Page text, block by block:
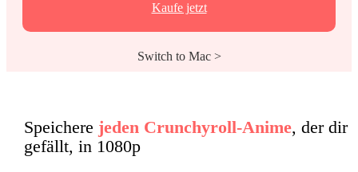
Kaufe jetzt
Switch to Mac >
Speichere jeden Crunchyroll-Anime, der dir
gefällt, in 1080p